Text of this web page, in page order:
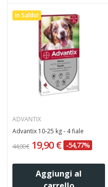
In Saldo!
ADVANTIX
Advantix 10-25 kg - 4 fiale
44,00 € 19,90 € -54,77%
Aggiungi al